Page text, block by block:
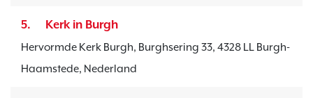
5. Kerk in Burgh
Hervormde Kerk Burgh, Burghsering 33, 4328 LL Burgh-
Haamstede, Nederland